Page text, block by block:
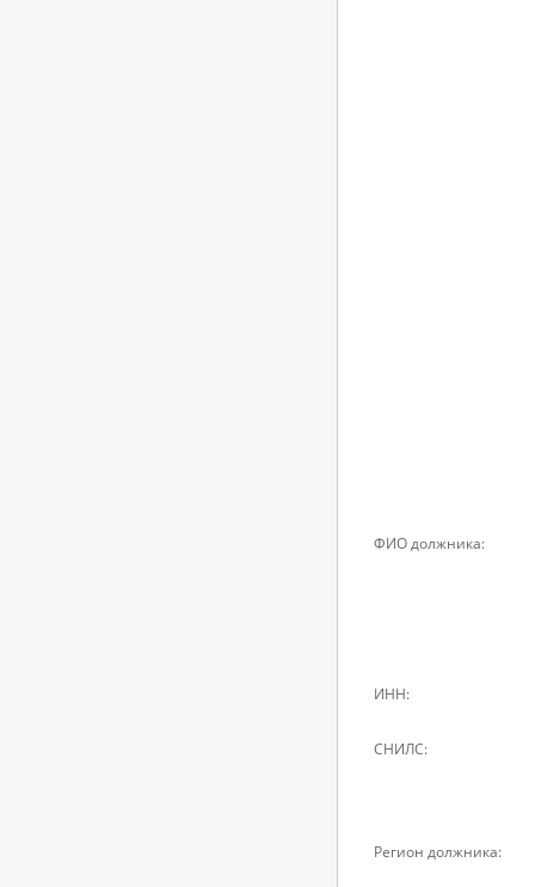
ФИО должника:
ИНН:
СНИЛС:
Регион должника: